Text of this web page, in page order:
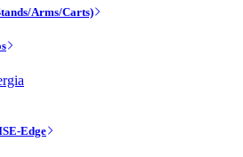
Arms/Carts)
Edge